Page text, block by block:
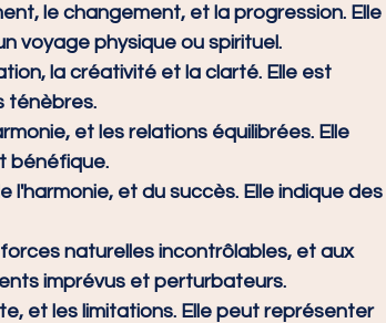
le changement, et la progression. Elle
voyage physique ou spirituel.
la créativité et la clarté. Elle est
ténèbres.
et les relations équilibrées. Elle
bénéfique.
l'harmonie, et du succès. Elle indique des
naturelles incontrôlables, et aux
imprévus et perturbateurs.
et les limitations. Elle peut représenter